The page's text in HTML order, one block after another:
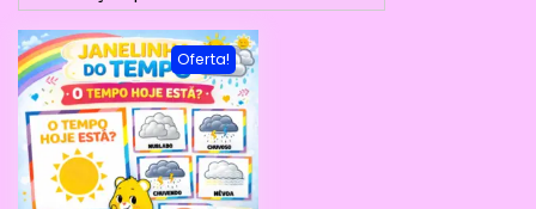
Oferta!